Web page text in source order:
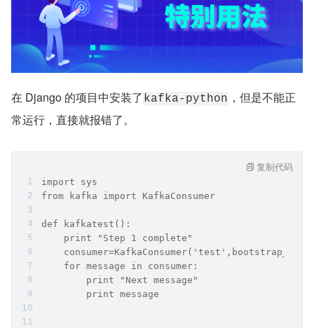
在 Django 的项目中安装了 kafka-python ，但是不能正
常运行，直接就报错了。
import sys
from kafka import KafkaConsumer
def kafkatest():
    print "Step 1 complete"
    for message in consumer:
        print "Next message"
        print message
复制代码